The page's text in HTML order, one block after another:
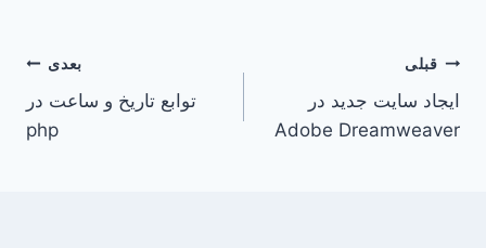
راهبری
نوشته
قبلی
ایجاد سایت جدید در
Adobe Dreamweaver
بعدی
توابع تاریخ و ساعت در
php